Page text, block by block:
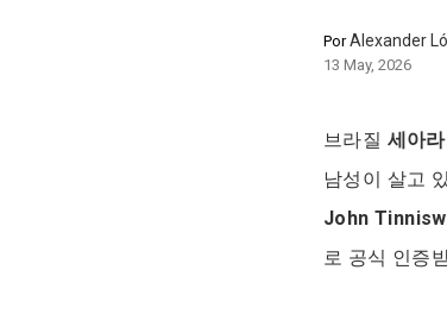
PorAlexander
13 May, 2026
브라질 세아라
남성이 살고
John
로 공식 인증